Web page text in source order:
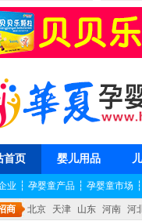
首页 婴儿用品
业 ┆ 孕婴童产品 ┆ 孕婴童市场 ┆
商 北京 天津 山东 河南 河